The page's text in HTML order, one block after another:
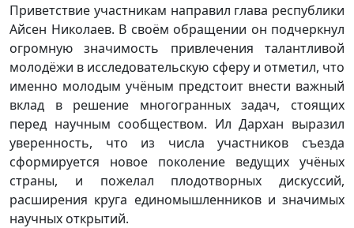
Приветствие участникам направил глава республики
Айсен Николаев. В своём обращении он подчеркнул
огромную значимость привлечения талантливой
молодёжи в исследовательскую сферу и отметил, что
именно молодым учёным предстоит внести важный
вклад в решение многогранных задач, стоящих
перед научным сообществом. Ил Дархан выразил
уверенность, что из числа участников съезда
сформируется новое поколение ведущих учёных
страны, и пожелал плодотворных дискуссий,
расширения круга единомышленников и значимых
научных открытий.